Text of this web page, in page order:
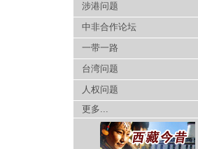
涉港问题
中非合作论坛
一带一路
台湾问题
人权问题
更多...